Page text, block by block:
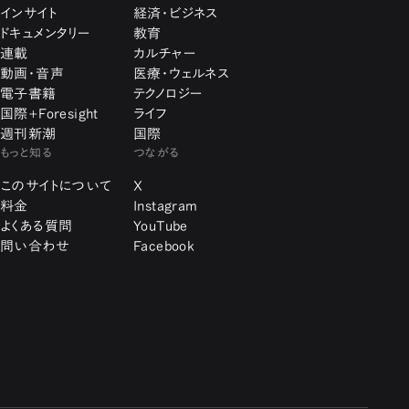
インサイト
ドキュメンタリー
連載
動画・音声
電子書籍
国際+Foresight
週刊新潮
経済・ビジネス
教育
カルチャー
医療・ウェルネス
テクノロジー
ライフ
国際
もっと知る
このサイトについて
料金
よくある質問
問い合わせ
つながる
X
Instagram
YouTube
Facebook